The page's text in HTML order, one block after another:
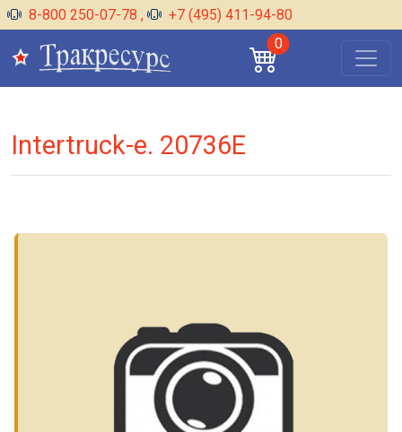
8-800 250-07-78 ,
+7 (495) 411-94-80
0
Intertruck-e. 20736E